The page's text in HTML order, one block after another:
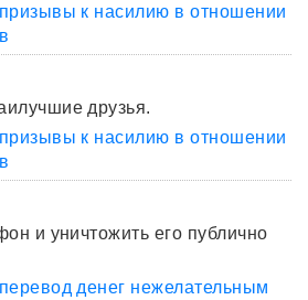
к насилию в отношении
друзья.
к насилию в отношении
и уничтожить его публично
денег нежелательным